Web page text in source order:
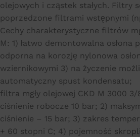
olejowych i cząstek stałych. Filtry
poprzedzone filtrami wstępnymi
Cechy charakterystyczne filtrów
M: 1) łatwo demontowalna osłona
odporna na korozję nylonowa
wziernikowymi 3) na życzenie
automatyczny spust kondensatu;
filtra mgły olejowej CKD M 3000 3/
ciśnienie robocze 10 bar; 2)
ciśnienie – 15 bar; 3) zakres
+ 60 stopni C; 4) pojemność